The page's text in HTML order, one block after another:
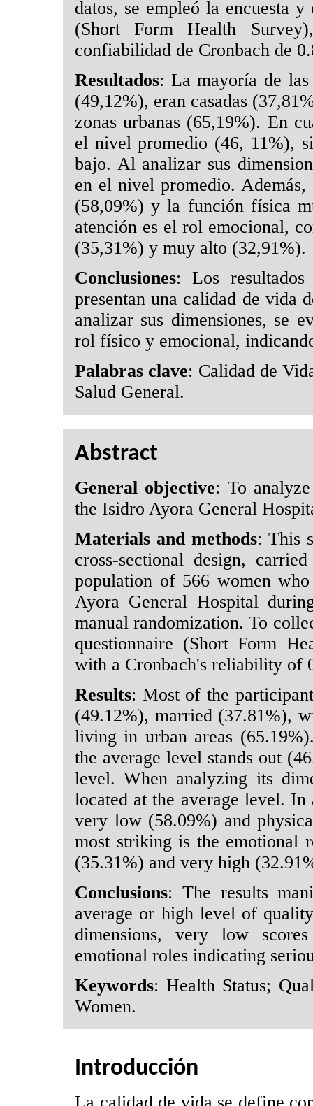
datos, se empleó la encuesta
(Short Form Health
confiabilidad de Cronbach de
Resultados: La mayoría de
(49,12%), eran casadas
zonas urbanas (65,19%). En
el nivel promedio (46, 11%),
bajo. Al analizar sus
en el nivel promedio.
(58,09%) y la función física
atención es el rol emocional,
(35,31%) y muy alto (32,91%).
Conclusiones: Los resultados
presentan una calidad de vida
analizar sus dimensiones, se
rol físico y emocional,
Palabras clave: Calidad de
Salud General.
Abstract
General objective: To
the Isidro Ayora General
Materials and methods: This
cross-sectional design,
population of 566 women
Ayora General Hospital
manual randomization. To
questionnaire (Short Form
with a Cronbach's reliability of
Results: Most of the
(49.12%), married (37.81%),
living in urban areas
the average level stands out
level. When analyzing its
located at the average level.
very low (58.09%) and
most striking is the emotional
(35.31%) and very high
Conclusions: The results
average or high level of
dimensions, very low
emotional roles indicating
Keywords: Health Status;
Women.
Introducción